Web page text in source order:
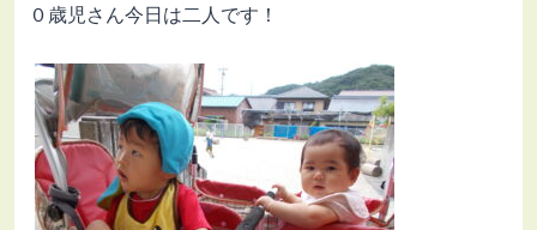
０歳児さん今日は二人です！